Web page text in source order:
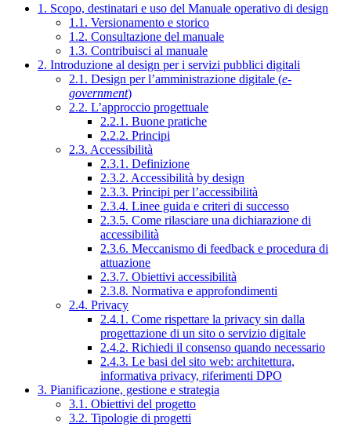
1. Scopo, destinatari e uso del Manuale operativo di design
1.1. Versionamento e storico
1.2. Consultazione del manuale
1.3. Contribuisci al manuale
2. Introduzione al design per i servizi pubblici digitali
2.1. Design per l’amministrazione digitale (e-
government)
2.2. L’approccio progettuale
2.2.1. Buone pratiche
2.2.2. Principi
2.3. Accessibilità
2.3.1. Definizione
2.3.2. Accessibilità by design
2.3.3. Principi per l’accessibilità
2.3.4. Linee guida e criteri di successo
2.3.5. Come rilasciare una dichiarazione di
accessibilità
2.3.6. Meccanismo di feedback e procedura di
attuazione
2.3.7. Obiettivi accessibilità
2.3.8. Normativa e approfondimenti
2.4. Privacy
2.4.1. Come rispettare la privacy sin dalla
progettazione di un sito o servizio digitale
2.4.2. Richiedi il consenso quando necessario
2.4.3. Le basi del sito web: architettura,
informativa privacy, riferimenti DPO
3. Pianificazione, gestione e strategia
3.1. Obiettivi del progetto
3.2. Tipologie di progetti